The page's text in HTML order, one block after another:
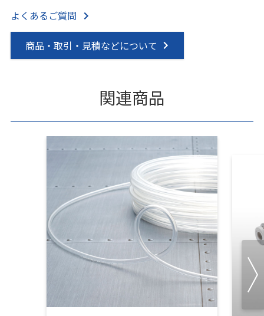
よくあるご質問
商品・取引・見積などについて
関連商品